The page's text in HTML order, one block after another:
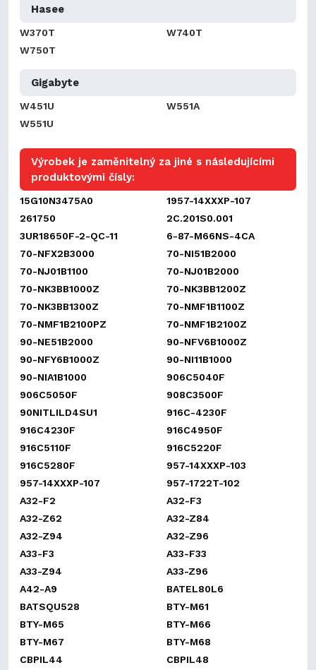
Hasee
W370T
W740T
W750T
Gigabyte
W451U
W551A
W551U
Výrobek je zaměnitelný za jiné s následujícími
produktovými čísly:
15G10N3475A0
1957-14XXXP-107
261750
2C.201S0.001
3UR18650F-2-QC-11
6-87-M66NS-4CA
70-NFX2B3000
70-NI51B2000
70-NJ01B1100
70-NJ01B2000
70-NK3BB1000Z
70-NK3BB1200Z
70-NK3BB1300Z
70-NMF1B1100Z
70-NMF1B2100PZ
70-NMF1B2100Z
90-NE51B2000
90-NFV6B1000Z
90-NFY6B1000Z
90-NI11B1000
90-NIA1B1000
906C5040F
906C5050F
908C3500F
90NITLILD4SU1
916C-4230F
916C4230F
916C4950F
916C5110F
916C5220F
916C5280F
957-14XXXP-103
957-14XXXP-107
957-1722T-102
A32-F2
A32-F3
A32-Z62
A32-Z84
A32-Z94
A32-Z96
A33-F3
A33-F33
A33-Z94
A33-Z96
A42-A9
BATEL80L6
BATSQU528
BTY-M61
BTY-M65
BTY-M66
BTY-M67
BTY-M68
CBPIL44
CBPIL48